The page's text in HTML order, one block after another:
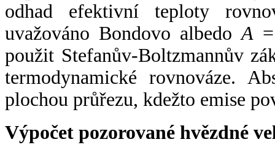
odhad efektivní teploty
uvažováno Bondovo albedoA
použit Stefanův-Boltzmannův
termodynamické rovnováze.
plochou průřezu, kdežto emise
Výpočet pozorované hvězdné